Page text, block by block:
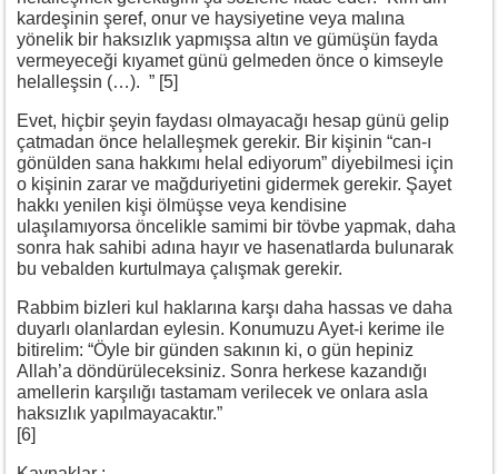
kardeşinin şeref, onur ve haysiyetine veya malına
yönelik bir haksızlık yapmışsa altın ve gümüşün fayda
vermeyeceği kıyamet günü gelmeden önce o kimseyle
helalleşsin (…). ” [5]
Evet, hiçbir şeyin faydası olmayacağı hesap günü gelip
çatmadan önce helalleşmek gerekir. Bir kişinin “can-ı
gönülden sana hakkımı helal ediyorum” diyebilmesi için
o kişinin zarar ve mağduriyetini gidermek gerekir. Şayet
hakkı yenilen kişi ölmüşse veya kendisine
ulaşılamıyorsa öncelikle samimi bir tövbe yapmak, daha
sonra hak sahibi adına hayır ve hasenatlarda bulunarak
bu vebalden kurtulmaya çalışmak gerekir.
Rabbim bizleri kul haklarına karşı daha hassas ve daha
duyarlı olanlardan eylesin. Konumuzu Ayet-i kerime ile
bitirelim: “Öyle bir günden sakının ki, o gün hepiniz
Allah’a döndürüleceksiniz. Sonra herkese kazandığı
amellerin karşılığı tastamam verilecek ve onlara asla
haksızlık yapılmayacaktır.”
[6]